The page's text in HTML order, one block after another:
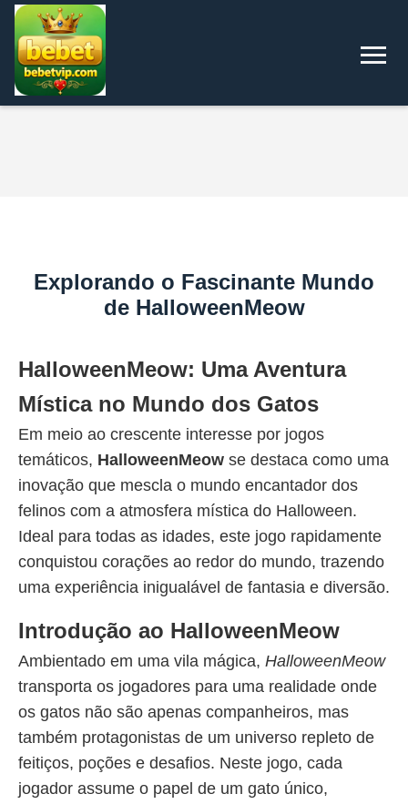
Explorando o Fascinante Mundo
de HalloweenMeow
HalloweenMeow: Uma Aventura
Mística no Mundo dos Gatos
Em meio ao crescente interesse por jogos
temáticos, HalloweenMeow se destaca como uma
inovação que mescla o mundo encantador dos
felinos com a atmosfera mística do Halloween.
Ideal para todas as idades, este jogo rapidamente
conquistou corações ao redor do mundo, trazendo
uma experiência inigualável de fantasia e diversão.
Introdução ao HalloweenMeow
Ambientado em uma vila mágica, HalloweenMeow
transporta os jogadores para uma realidade onde
os gatos não são apenas companheiros, mas
também protagonistas de um universo repleto de
feitiços, poções e desafios. Neste jogo, cada
jogador assume o papel de um gato único,